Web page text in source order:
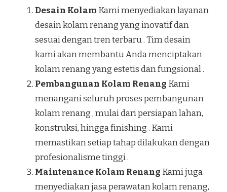
Desain Kolam Kami menyediakan layanan
desain kolam renang yang inovatif dan
sesuai dengan tren terbaru . Tim desain
kami akan membantu Anda menciptakan
kolam renang yang estetis dan fungsional .
Pembangunan Kolam Renang Kami
menangani seluruh proses pembangunan
kolam renang , mulai dari persiapan lahan,
konstruksi, hingga finishing . Kami
memastikan setiap tahap dilakukan dengan
profesionalisme tinggi .
Maintenance Kolam Renang Kami juga
menyediakan jasa perawatan kolam renang,